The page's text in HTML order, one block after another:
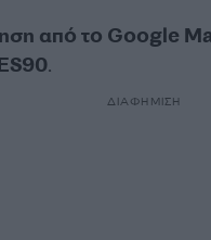
από το Google
.
ΔΙΑΦΗΜΙΣΗ